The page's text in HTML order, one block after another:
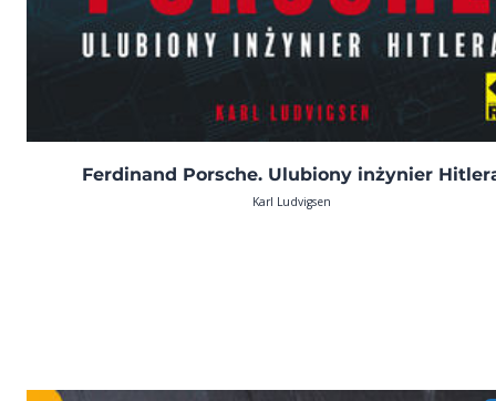
Ferdinand Porsche. Ulubiony inżynier
Karl Ludvigsen